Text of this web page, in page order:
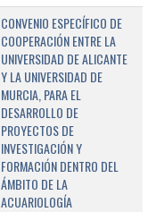
CONVENIO ESPECÍFICO DE
COOPERACIÓN ENTRE LA
UNIVERSIDAD DE ALICANTE
Y LA UNIVERSIDAD DE
MURCIA, PARA EL
DESARROLLO DE
PROYECTOS DE
INVESTIGACIÓN Y
FORMACIÓN DENTRO DEL
ÁMBITO DE LA
ACUARIOLOGÍA